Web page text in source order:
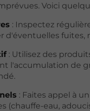
Voici
: Inspectez
d'éventuelles fuites,
: Utilisez des
l'accumulation de
: Faites appel à un
(chauffe-eau,